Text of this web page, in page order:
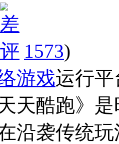
1573)
游戏运行平
天天酷跑》
沿袭传统